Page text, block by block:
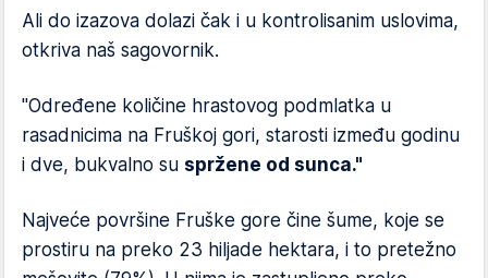
Ali do izazova dolazi čak i u kontrolisanim uslovima,
otkriva naš sagovornik.
"Određene količine hrastovog podmlatka u
rasadnicima na Fruškoj gori, starosti između godinu
i dve, bukvalno su spržene od sunca."
Najveće površine Fruške gore čine šume, koje se
prostiru na preko 23 hiljade hektara, i to pretežno